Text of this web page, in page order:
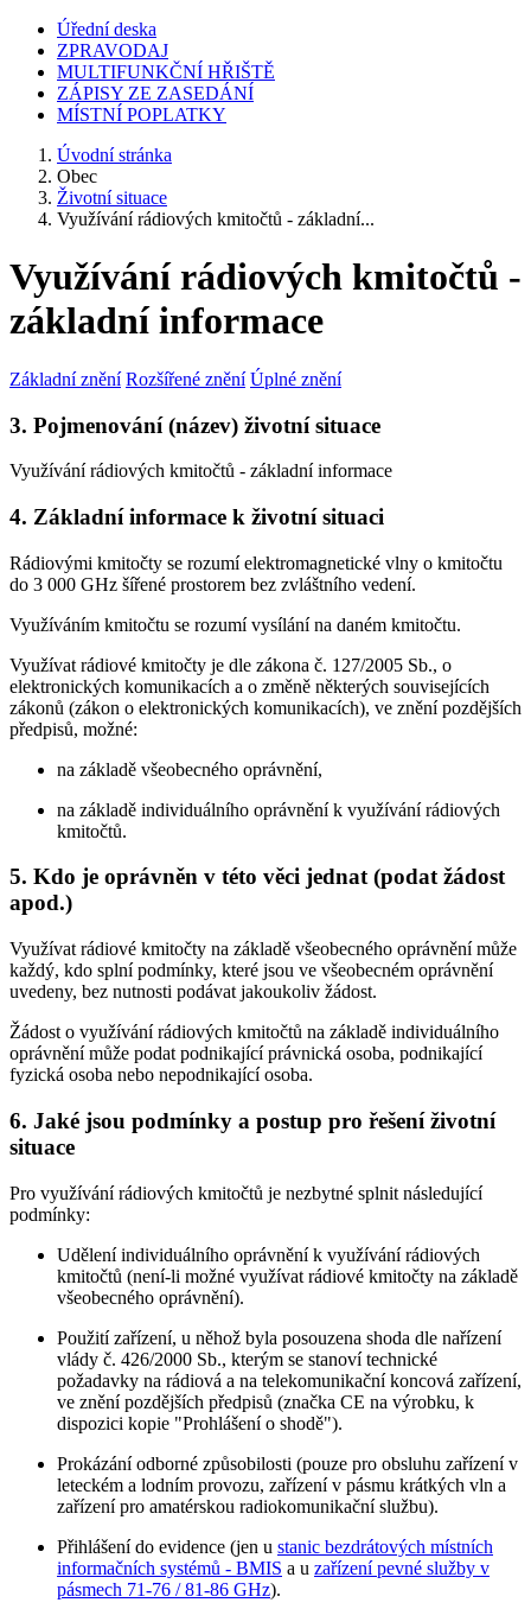
Úřední deska
ZPRAVODAJ
MULTIFUNKČNÍ HŘIŠTĚ
ZÁPISY ZE ZASEDÁNÍ
MÍSTNÍ POPLATKY
Úvodní stránka
Obec
Životní situace
Využívání rádiových kmitočtů - základní...
Využívání rádiových kmitočtů -
základní informace
Základní znění Rozšířené znění Úplné znění
3. Pojmenování (název) životní situace
Využívání rádiových kmitočtů - základní informace
4. Základní informace k životní situaci
Rádiovými kmitočty se rozumí elektromagnetické vlny o kmitočtu
do 3 000 GHz šířené prostorem bez zvláštního vedení.
Využíváním kmitočtu se rozumí vysílání na daném kmitočtu.
Využívat rádiové kmitočty je dle zákona č. 127/2005 Sb., o
elektronických komunikacích a o změně některých souvisejících
zákonů (zákon o elektronických komunikacích), ve znění pozdějších
předpisů, možné:
na základě všeobecného oprávnění,
na základě individuálního oprávnění k využívání rádiových
kmitočtů.
5. Kdo je oprávněn v této věci jednat (podat žádost
apod.)
Využívat rádiové kmitočty na základě všeobecného oprávnění může
každý, kdo splní podmínky, které jsou ve všeobecném oprávnění
uvedeny, bez nutnosti podávat jakoukoliv žádost.
Žádost o využívání rádiových kmitočtů na základě individuálního
oprávnění může podat podnikající právnická osoba, podnikající
fyzická osoba nebo nepodnikající osoba.
6. Jaké jsou podmínky a postup pro řešení životní
situace
Pro využívání rádiových kmitočtů je nezbytné splnit následující
podmínky:
Udělení individuálního oprávnění k využívání rádiových
kmitočtů (není-li možné využívat rádiové kmitočty na základě
všeobecného oprávnění).
Použití zařízení, u něhož byla posouzena shoda dle nařízení
vlády č. 426/2000 Sb., kterým se stanoví technické
požadavky na rádiová a na telekomunikační koncová zařízení,
ve znění pozdějších předpisů (značka CE na výrobku, k
dispozici kopie "Prohlášení o shodě").
Prokázání odborné způsobilosti (pouze pro obsluhu zařízení v
leteckém a lodním provozu, zařízení v pásmu krátkých vln a
zařízení pro amatérskou radiokomunikační službu).
Přihlášení do evidence (jen u stanic bezdrátových místních
informačních systémů - BMIS a u zařízení pevné služby v
pásmech 71-76 / 81-86 GHz).